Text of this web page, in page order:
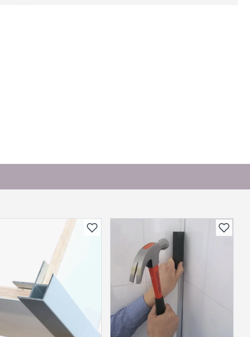
for andre?
vil bli vist her etter at det er besvart.
enda. Bli den første til å stille et spørsmål til dette
produktet.